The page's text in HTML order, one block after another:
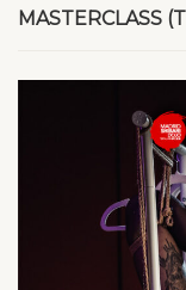
MASTERCLASS